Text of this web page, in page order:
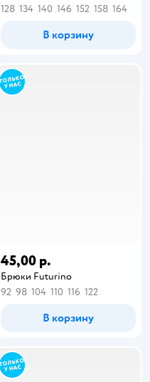
128 134 140 146 152 158 164
В корзину
45,00 р.
Брюки Futurino
92 98 104 110 116 122
В корзину